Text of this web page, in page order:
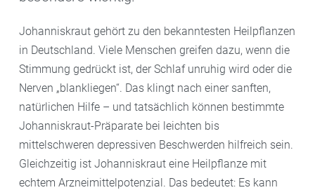
Johanniskraut gehört zu den bekanntesten Heilpflanzen
in Deutschland. Viele Menschen greifen dazu, wenn die
Stimmung gedrückt ist, der Schlaf unruhig wird oder die
Nerven „blankliegen“. Das klingt nach einer sanften,
natürlichen Hilfe – und tatsächlich können bestimmte
Johanniskraut-Präparate bei leichten bis
mittelschweren depressiven Beschwerden hilfreich sein.
Gleichzeitig ist Johanniskraut eine Heilpflanze mit
echtem Arzneimittelpotenzial. Das bedeutet: Es kann